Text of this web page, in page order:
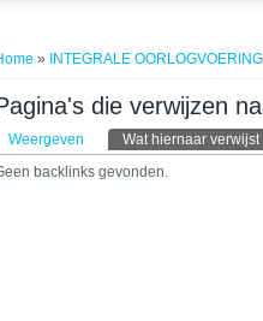
» INTEGRALE OORLOGVOERING
die verwijzen
tabs
Weergeven Wat hiernaar verwijst
backlinks gevonden.